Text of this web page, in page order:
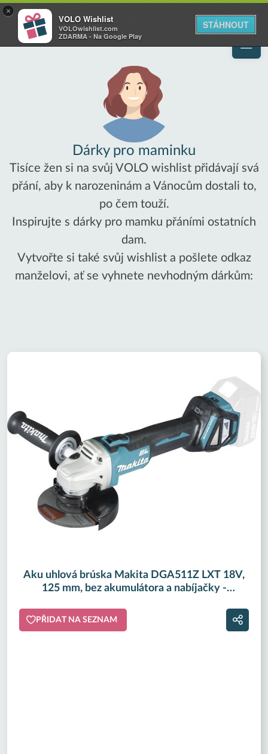
VOLO
Váš online wishlist
×
VOLO Wishlist
VOLOwishlist.com
ZDARMA - Na Google Play
STÁHNOUT
Dárky pro maminku
Tisíce žen si na svůj VOLO wishlist přidávají svá
přání, aby k narozeninám a Vánocům dostali to,
po čem touží.
Inspirujte s dárky pro mamku přáními ostatních
dam.
Vytvořte si také svůj wishlist a pošlete odkaz
manželovi, ať se vyhnete nevhodným dárkům:
Aku uhlová brúska Makita DGA511Z LXT 18V,
125 mm, bez akumulátora a nabíjačky -
PŘIDAT NA SEZNAM